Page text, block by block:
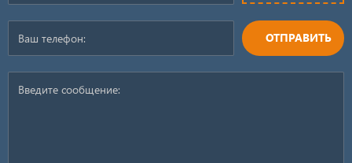
ОТПРАВИТЬ